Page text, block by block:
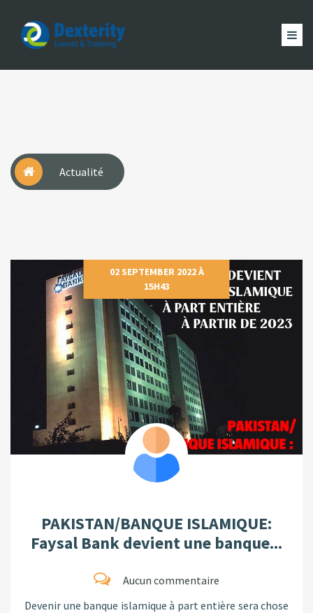
Dexterity
Events
Actualité
02 SEPTEMBER 2022 À
15H43
PAKISTAN/BANQUE ISLAMIQUE:
Faysal Bank devient une banque...
Aucun commentaire
Devenir une banque islamique à part entière sera chose